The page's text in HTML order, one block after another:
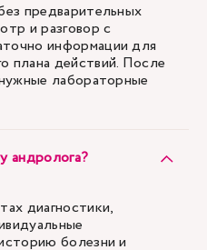
предварительных
и разговор с
информации для
плана действий. После
лабораторные
андролога?
диагностики,
болезни и